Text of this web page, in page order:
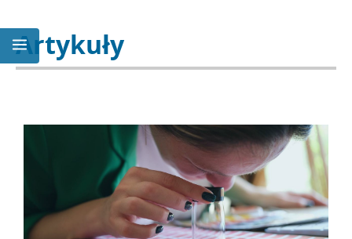
Artykuły